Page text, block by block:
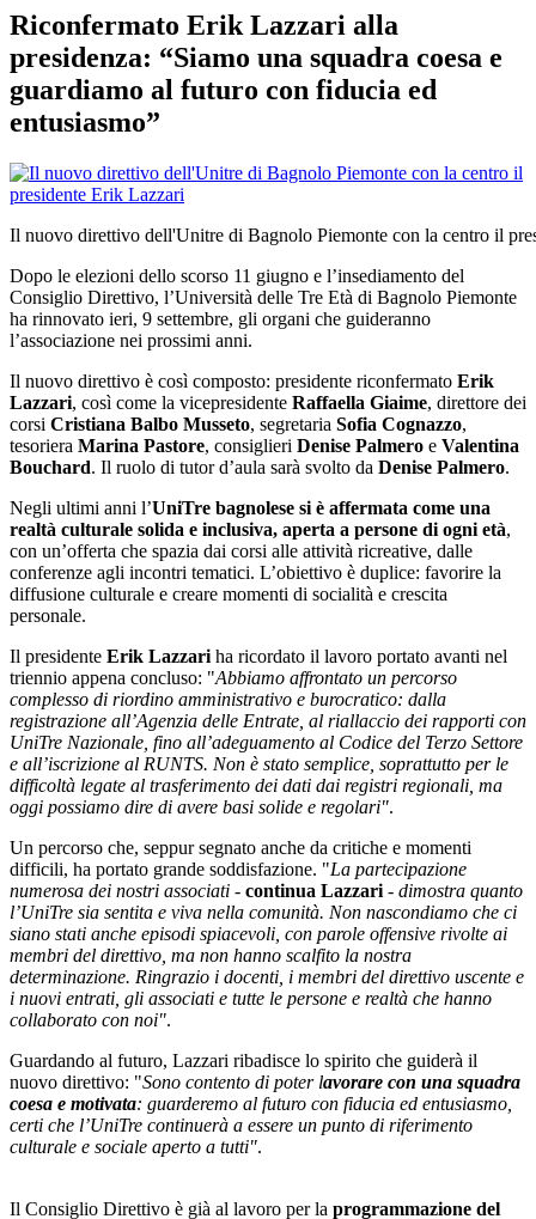
Riconfermato Erik Lazzari alla
presidenza: “Siamo una squadra coesa e
guardiamo al futuro con fiducia ed
entusiasmo”
Il nuovo direttivo dell'Unitre di Bagnolo Piemonte con la centro il
Dopo le elezioni dello scorso 11 giugno e l’insediamento del
Consiglio Direttivo, l’Università delle Tre Età di Bagnolo Piemonte
ha rinnovato ieri, 9 settembre, gli organi che guideranno
l’associazione nei prossimi anni.
Il nuovo direttivo è così composto: presidente riconfermato Erik
Lazzari, così come la vicepresidente Raffaella Giaime, direttore dei
corsi Cristiana Balbo Musseto, segretaria Sofia Cognazzo,
tesoriera Marina Pastore, consiglieri Denise Palmero e Valentina
Bouchard. Il ruolo di tutor d’aula sarà svolto da Denise Palmero.
Negli ultimi anni l’UniTre bagnolese si è affermata come una
realtà culturale solida e inclusiva, aperta a persone di ogni età,
con un’offerta che spazia dai corsi alle attività ricreative, dalle
conferenze agli incontri tematici. L’obiettivo è duplice: favorire la
diffusione culturale e creare momenti di socialità e crescita
personale.
Il presidente Erik Lazzari ha ricordato il lavoro portato avanti nel
triennio appena concluso: "Abbiamo affrontato un percorso
complesso di riordino amministrativo e burocratico: dalla
registrazione all’Agenzia delle Entrate, al riallaccio dei rapporti con
UniTre Nazionale, fino all’adeguamento al Codice del Terzo Settore
e all’iscrizione al RUNTS. Non è stato semplice, soprattutto per le
difficoltà legate al trasferimento dei dati dai registri regionali, ma
oggi possiamo dire di avere basi solide e regolari".
Un percorso che, seppur segnato anche da critiche e momenti
difficili, ha portato grande soddisfazione. "La partecipazione
numerosa dei nostri associati - continua Lazzari - dimostra quanto
l’UniTre sia sentita e viva nella comunità. Non nascondiamo che ci
siano stati anche episodi spiacevoli, con parole offensive rivolte ai
membri del direttivo, ma non hanno scalfito la nostra
determinazione. Ringrazio i docenti, i membri del direttivo uscente e
i nuovi entrati, gli associati e tutte le persone e realtà che hanno
collaborato con noi".
Guardando al futuro, Lazzari ribadisce lo spirito che guiderà il
nuovo direttivo: "Sono contento di poter lavorare con una squadra
coesa e motivata: guarderemo al futuro con fiducia ed entusiasmo,
certi che l’UniTre continuerà a essere un punto di riferimento
culturale e sociale aperto a tutti".
Il Consiglio Direttivo è già al lavoro per la programmazione del